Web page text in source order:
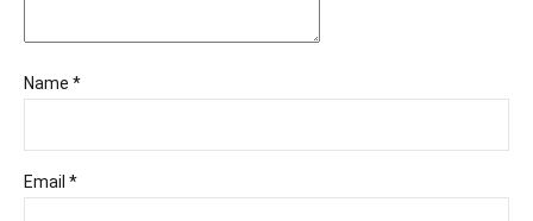
Name *
Email *